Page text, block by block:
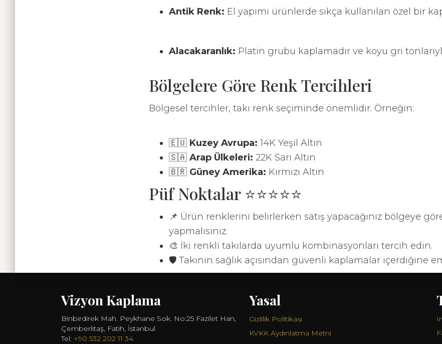
Antik Renk: El yapımı ürünlerde sıkça kullanılan özel bir
Alacakaranlık: Platin grubu kaplamadır ve koyu gri
Bölgelere Göre Renk Tercihleri
Bölgesel tercihler, takı renk seçiminde önemlidir. Örneğin:
🇪🇺 Kuzey Avrupa: 14K Yeşil Altın
🇸🇦 Arap Ülkeleri: 22K Sarı Altın
🇧🇷 Güney Amerika: Kırmızı Altın
Püf Noktalar ⭐⭐⭐⭐⭐
📌 Ürün renklerini belirlerken satış yapacağınız bölgeye
yapmalısınız.
🎨 İki renkli takılarda uyumlu kombinasyonları tercih edin.
🛡️ Takının sağlık açısından güvenli kaplamalar içerdiğine
Vizyon Kaplama
Binbirdirek Mah. Peykhane Sok. No:25 Fazilet Han,
Çemberlitaş, Fatih, İstanbul
Tel: +90 532 202 11 34
Yasal
Gizlilik Politikası
KVKK Aydınlatma Metni